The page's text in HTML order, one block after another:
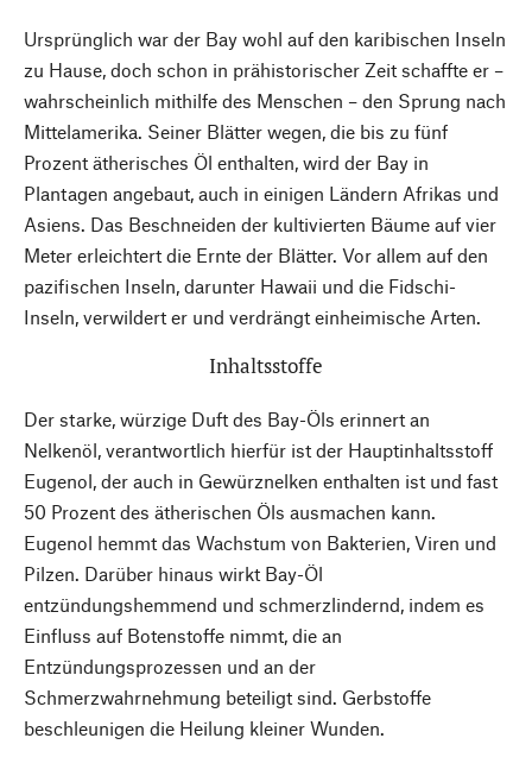
Ursprünglich war der Bay wohl auf den karibischen Inseln
zu Hause, doch schon in prähistorischer Zeit schaffte er –
wahrscheinlich mithilfe des Menschen – den Sprung nach
Mittelamerika. Seiner Blätter wegen, die bis zu fünf
Prozent ätherisches Öl enthalten, wird der Bay in
Plantagen angebaut, auch in einigen Ländern Afrikas und
Asiens. Das Beschneiden der kultivierten Bäume auf vier
Meter erleichtert die Ernte der Blätter. Vor allem auf den
pazifischen Inseln, darunter Hawaii und die Fidschi-
Inseln, verwildert er und verdrängt einheimische Arten.
Inhaltsstoffe
Der starke, würzige Duft des Bay-Öls erinnert an
Nelkenöl, verantwortlich hierfür ist der Hauptinhaltsstoff
Eugenol, der auch in Gewürznelken enthalten ist und fast
50 Prozent des ätherischen Öls ausmachen kann.
Eugenol hemmt das Wachstum von Bakterien, Viren und
Pilzen. Darüber hinaus wirkt Bay-Öl
entzündungshemmend und schmerzlindernd, indem es
Einfluss auf Botenstoffe nimmt, die an
Entzündungsprozessen und an der
Schmerzwahrnehmung beteiligt sind. Gerbstoffe
beschleunigen die Heilung kleiner Wunden.